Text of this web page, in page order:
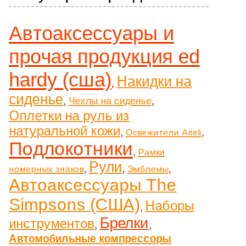
Автоаксессуары и
прочая продукция ed
hardy (сша), Накидки на
сиденье, Чехлы на сиденье,
Оплетки на руль из
натуральной кожи, Освежители Aiteli,
Подлокотники, Рамки
номерных знаков, Рули, Эмблемы,
Автоаксессуары The
Simpsons (США), Наборы
инструментов, Брелки,
Автомобильные компрессоры